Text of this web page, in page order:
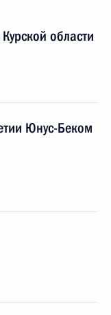
области
Юнус-Беком